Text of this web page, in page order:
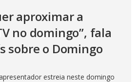
aproximar a
no domingo”, fala
sobre o Domingo
estreia neste domingo